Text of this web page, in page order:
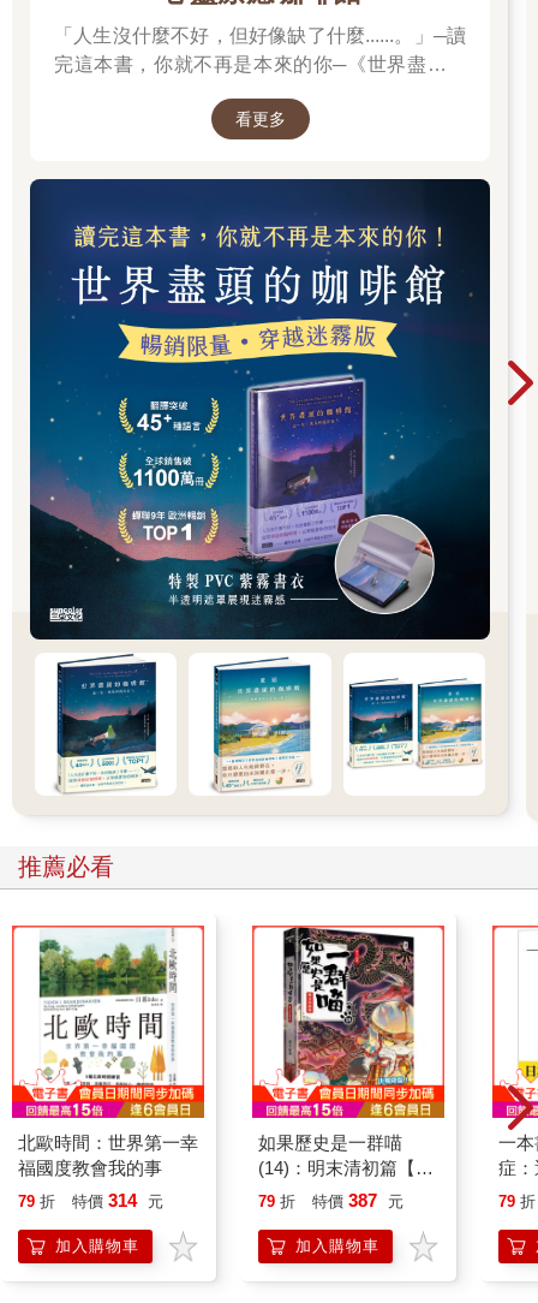
★ 最好的藥
所有建設性衝突的最終目標應該都一樣——讓情況變得更好。對
名列財富百大（Fortune 100）的公司來說是如此，對人體健康來
害，請耐心聽我說明。
也許在短期內會給人一種平靜的假象，但結果其實恰恰相反。當
你為了避免引發爭論而在一些話題上小心謹慎，一遍又一遍吞下
想說的話，變得沉默和壓抑——這對身心其實有害。它可能導致
壓抑的憤怒和挫折感生成，因為內心的騷動沒有被表達出來。如
果你不給自己宣洩不滿、反對或擔憂的機會，你更有可能不斷重
複審視這些問題，僅自己在腦海中反覆思量，而無法以積極方式
解決問題。隱忍不但會扼殺維持健康關係所需的溝通，還會導致
憂鬱症、自尊低下等問題，甚至可能使人因為無數個不眠之夜而
但不要就這樣輕易相信我說的話。我有幸認識很多頂尖科學家和
醫生，愈思考衝突，我就愈想知道，是否在某些情況下，衝突對
健康有益？容許自己進行一場老派的爭吵，在心理、身體和生理
上是否真的有益？因此，我諮詢了克利夫蘭診所（Cleveland
Clinic）的盧魯沃腦健康中心主任「馬萬．薩巴格」（Marwan
Sabbagh），請這位領先群倫的神經學家談談他對我的理論有何
看法。
他告訴我：「順從的人不斷把理想擱在一邊，服從、轉移和讓步
以避免衝突，但並沒有解決任何問題；他們只是把它內化罷
了。」
「那麼這對大腦會有什麼影響？」我問。
「從化學角度來說，如果有未解決的衝突，隨著時間過去，可能
會影響大腦的神經傳導物質，包括負責決定『戰鬥或逃跑』
（Fight-or-Flight）的皮質醇（Cortisol），還有多巴胺
換句話說，若你將衝突造成的不安埋藏在內心深處，它可能會一
直延續下去。因為你沒有為自己挺身而出，而不斷釋放的皮質醇
——壓力荷爾蒙——便可能造成慢性焦慮，抑制那些令你心情輕
鬆的化學物質，進而剝奪了生活的樂趣。
反過來說：「解決個人衝突在情緒、睡眠和認知方面有很大的好
處。」薩巴格博士告訴我。
換句話說，有意義的建設性衝突能夠解決問題，它是對你的神
經、身體和情緒健康最好的藥物。如果人際和內在衝突是大多數
壓力的根本原因，那麼處理這種衝突將重拾人對情況的掌控感，
進而恢復健康。不妨回想一下你與朋友或所愛的人「將誤會說
開」的那一刻，當一直壓在心底的感覺終於被放掉時，你是多麼
的輕鬆。或者回想一下你與可敬的對手進行熱烈辯論後腎上腺素
激增的感覺。這些正面積極的情緒會沖刷你的神經系統，進而讓
你恢復平靜感。
「正面處理衝突有益健康，這個說法當然有道理。」克利夫蘭診
所臨床神經心理學家賈斯汀．米勒（Justin Miller）博士同意這個
理論。「如果病人的應對方式是默許和避免衝突，或許可能有助
「人生沒什麼不好，但好像缺了什麼......。」─讀
完這本書，你就不再是本來的你─《世界盡頭的
看更多
推薦必看
北歐時間：世界第一幸
福國度教會我的事
79 折 特價 314 元
加入購物車
如果歷史是一群喵
(14)：明末清初篇【萌
貓漫畫學歷史】
79 折 特價 387 元
加入購物車
一
症
開
的
79 折